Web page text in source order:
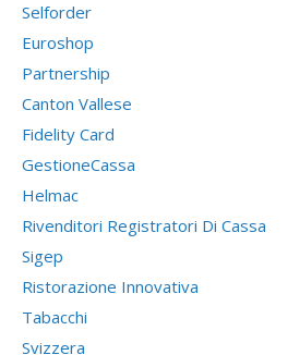
Selforder
Euroshop
Partnership
Canton Vallese
Fidelity Card
GestioneCassa
Helmac
Rivenditori Registratori Di Cassa
Sigep
Ristorazione Innovativa
Tabacchi
Svizzera